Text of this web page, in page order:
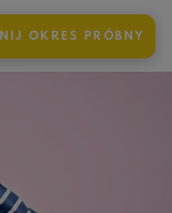
OKRES PRÓBNY